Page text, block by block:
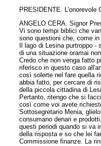
PRESIDENTE. L'onorevole
ANGELO CERA. Signor
Vi sono tempi biblici che
sono questioni che, come
Il lago di Lesina purtroppo
di una situazione oramai
Credo che non venga fatto
riferisco in questo caso
così solerte nel fare quella
abbia fatto, per cercare di
della piccola cittadina di
Pertanto, ritengo che si
così come voi avete
Sottosegretario Menia,
consumano denari e
questi periodi quando si va
della risposta e so che lei
Commissione finanze. La